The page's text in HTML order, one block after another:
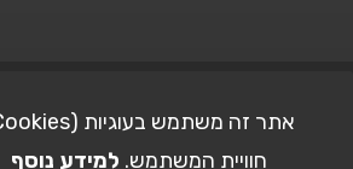
STUDIO101| Picshare.co.il - כל הזכויות שמורות
חוויית המשתמש. למידע נוסף